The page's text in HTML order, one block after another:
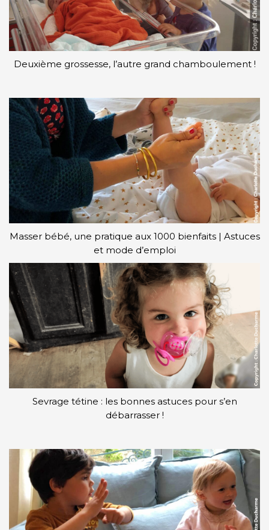
Deuxième grossesse, l’autre grand chamboulement !
Masser bébé, une pratique aux 1000 bienfaits | Astuces
et mode d’emploi
Sevrage tétine : les bonnes astuces pour s’en
débarrasser !